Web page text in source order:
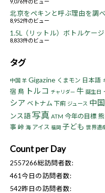
9,076件のビュー
北京をペキンと呼ぶ理由を調
8,952件のビュー
1.5L（リットル）ボトルケージ
8,833件のビュー
タグ
中国 羊 Gigazine くまモン 日本語
宿 鳥 トルコ チャリダー 牛 誕生日
シア ベトナム 下痢 ジュース 中
ンス語 写真 ATM 今年の目標熊
事峠 海 アイス 福岡 子ども 世界遺
Count per Day
2557266総訪問者数:
461今日の訪問者数:
542昨日の訪問者数: